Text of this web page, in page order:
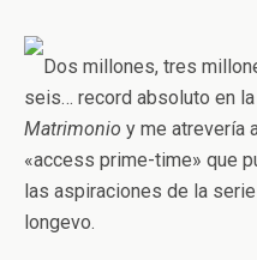
Dos millones, tres
seis… record absoluto en
Matrimonio y me atrevería
«access prime-time» que
las aspiraciones de la
longevo.